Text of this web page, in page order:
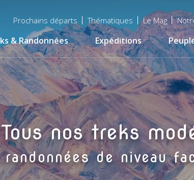
Menu
Prochains départs Thématiques Le Mag
& Randonnées Expéditions
Tous nos treks
de niveau